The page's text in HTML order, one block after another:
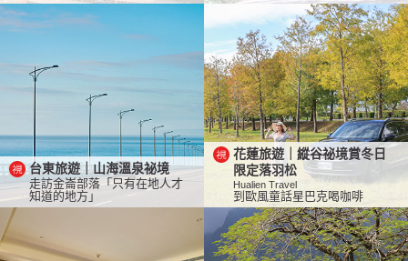
台東旅遊｜山海溫泉祕境
走訪金崙部落「只有在地人才
知道的地方」
花蓮旅遊｜縱谷祕境賞冬日
限定落羽松
Hualien Travel
到歐風童話星巴克喝咖啡